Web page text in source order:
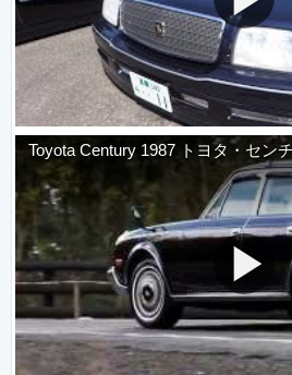
Toyota Century 1987 トヨタ・セン